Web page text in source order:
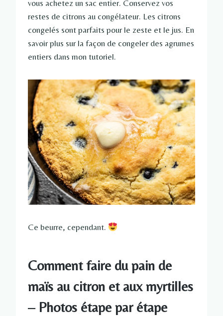
vous achetez un sac entier. Conservez vos
restes de citrons au congélateur. Les citrons
congelés sont parfaits pour le zeste et le jus. En
savoir plus sur la façon de congeler des agrumes
entiers dans mon tutoriel.
Ce beurre, cependant.
Comment faire du pain de
maïs au citron et aux myrtilles
– Photos étape par étape